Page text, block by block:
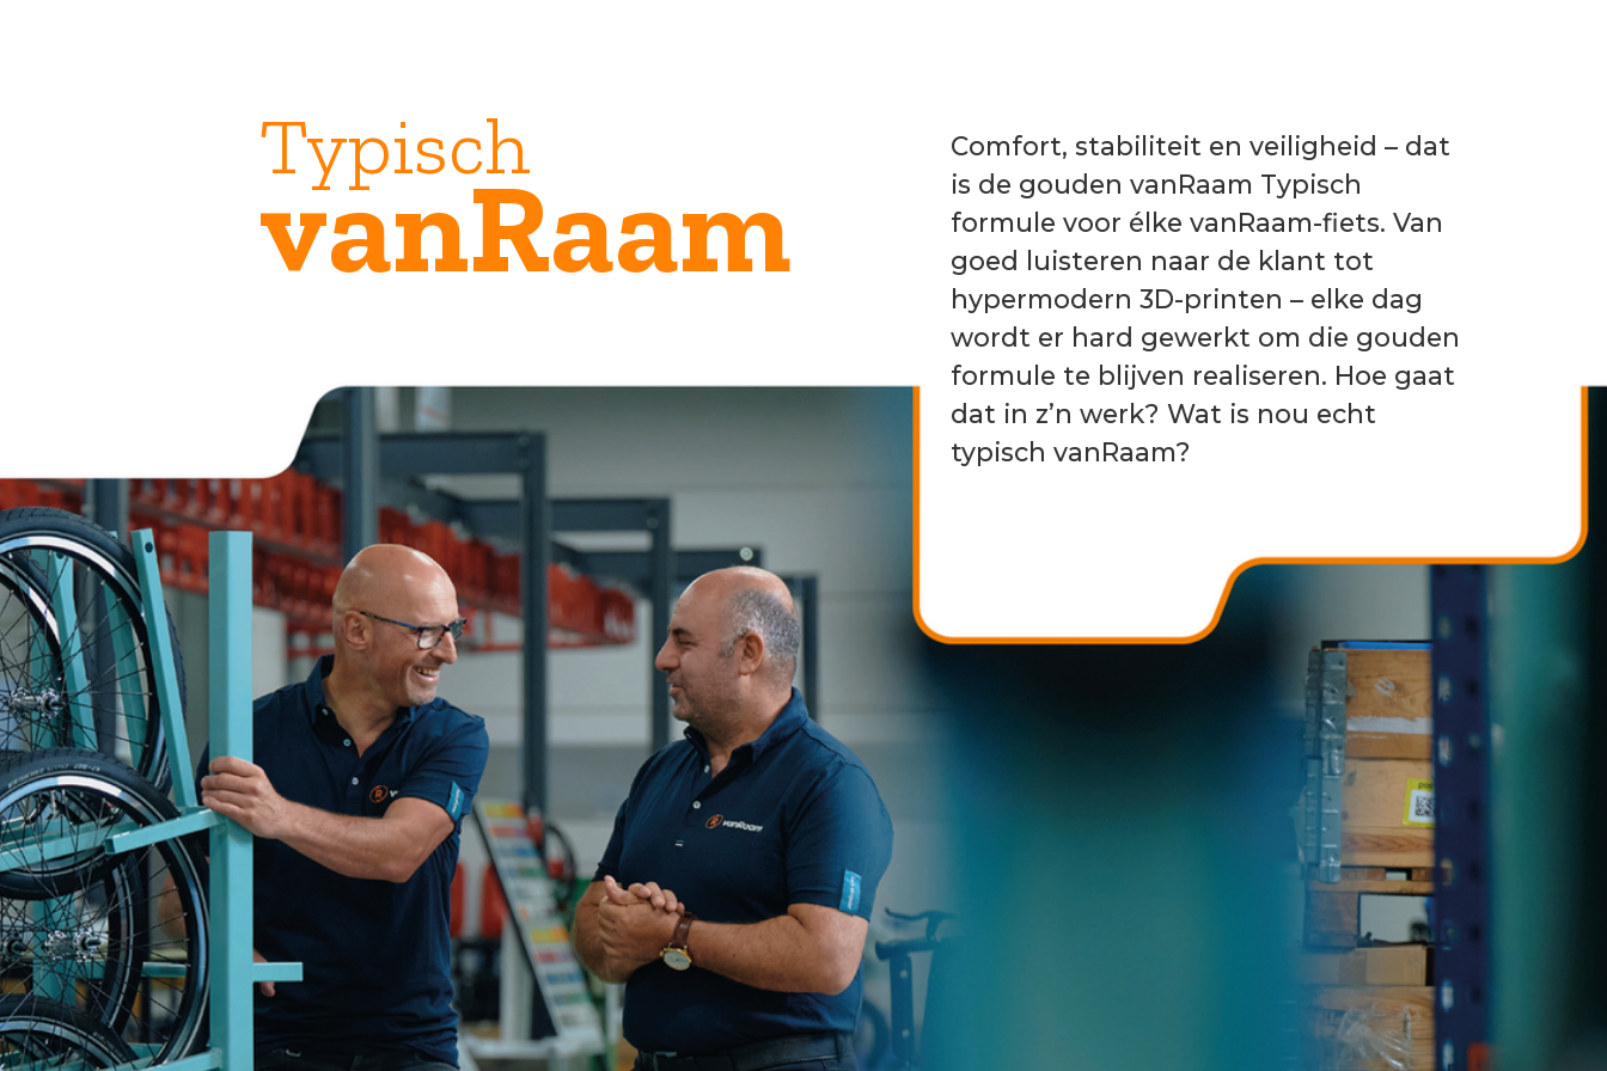
Typisch
vanRaam
is de gouden vanRaam Typisch
formule voor élke vanRaam-fiets. Van
goed luisteren naar de klant tot
hypermodern 3D-printen – elke dag
wordt er hard gewerkt om die gouden
formule te blijven realiseren. Hoe gaat
dat in z’n werk? Wat is nou echt